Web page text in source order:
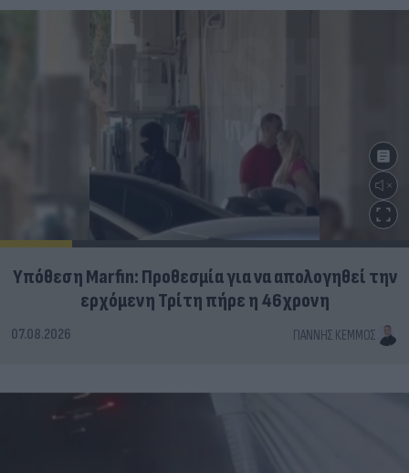
Υπόθεση Marfin: Προθεσμία για να απολογηθεί την
ερχόμενη Τρίτη πήρε η 46χρονη
07.08.2026 ΓΙΆΝΝΗΣ ΚΈΜΜΟΣ